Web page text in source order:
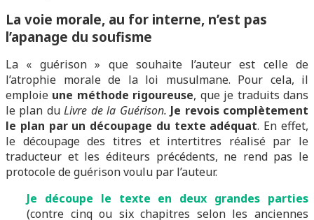
La voie morale, au for interne, n’est pas
l’apanage du soufisme
La « guérison » que souhaite l’auteur est celle de
l’atrophie morale de la loi musulmane. Pour cela, il
emploie une méthode rigoureuse, que je traduits dans
le plan duLivre de la Guérison. Je revois complètement
le plan par un découpage du texte adéquat. En effet,
le découpage des titres et intertitres réalisé par le
traducteur et les éditeurs précédents, ne rend pas le
protocole de guérison voulu par l’auteur.
Je découpe le texte en deux grandes parties
(contre cinq ou six chapitres selon les anciennes